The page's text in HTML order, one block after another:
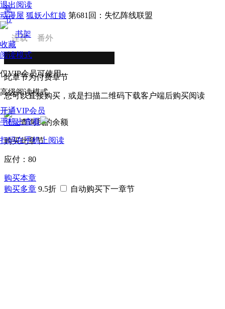
章
节
连载 番外
退出阅读
动漫屋 狐妖小红娘 第681回：失忆阵线联盟
书架
收藏
阅读模式
仅VIP会员可使用
高级阅读模式
开通VIP会员
手机上查看
扫码在手机上阅读
此章节为付费章节
您可以直接购买，或是扫描二维码下载客户端后购买阅读
登录查询我的余额
购买此章节
应付： 80
购买本章
购买多章 9.5折 自动购买下一章节